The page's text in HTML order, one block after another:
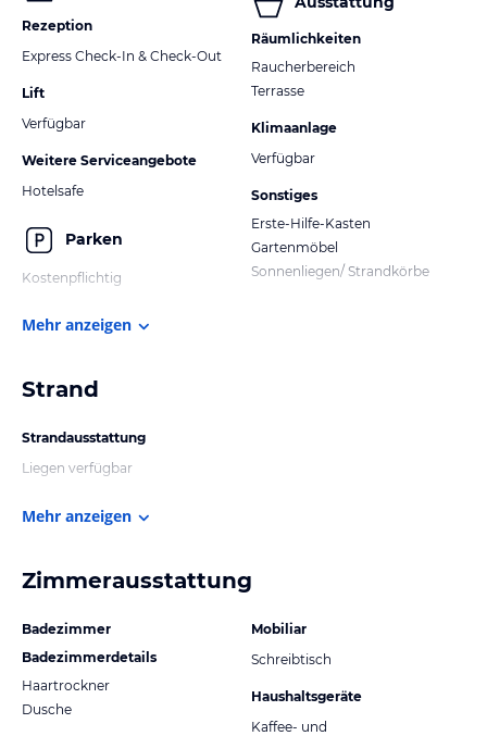
Rezeption
Express Check-In & Check-Out
Lift
Verfügbar
Weitere Serviceangebote
Hotelsafe
Parken
Kostenpflichtig
Räumlichkeiten
Raucherbereich
Terrasse
Klimaanlage
Verfügbar
Sonstiges
Erste-Hilfe-Kasten
Gartenmöbel
Sonnenliegen/ Strandkörbe
Mehr anzeigen
Strand
Strandausstattung
Liegen verfügbar
Mehr anzeigen
Zimmerausstattung
Badezimmer
Badezimmerdetails
Haartrockner
Dusche
Mobiliar
Schreibtisch
Haushaltsgeräte
Kaffee- und